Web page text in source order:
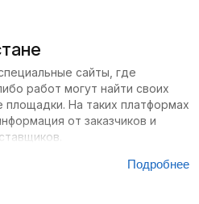
сайты, где
работ могут найти своих
площадки. На таких платформах
от заказчиков и
Подробнее